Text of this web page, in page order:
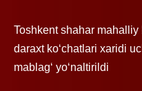
Toshkent shahar
daraxt ko‘chatlari xaridi
mablag‘ yo‘naltirildi